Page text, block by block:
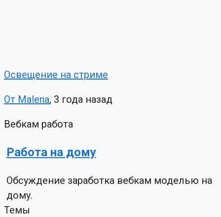
Освещение на стриме
От Malena, 3 года назад
Вебкам работа
Работа на дому
Обсуждение заработка вебкам моделью на
дому.
Темы